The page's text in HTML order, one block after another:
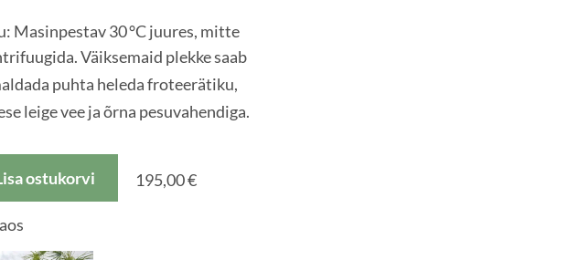
Masinpestav 30 °C juures, mitte
Väiksemaid plekke saab
puhta heleda froteerätiku,
leige vee ja õrna pesuvahendiga.
ostukorvi 195,00 €